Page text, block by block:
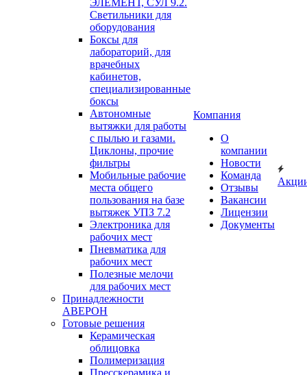
ЭЛЕМЕНТ, СУЛ 9.2.
Светильники для
оборудования
Боксы для
лабораторий, для
врачебных
кабинетов,
специализированные
боксы
Автономные
вытяжки для работы
с пылью и газами.
Циклоны, прочие
фильтры
Мобильные рабочие
места общего
пользования на базе
вытяжек УПЗ 7.2
Электроника для
рабочих мест
Пневматика для
рабочих мест
Полезные мелочи
для рабочих мест
Принадлежности
АВЕРОН
Готовые решения
Керамическая
облицовка
Полимеризация
Пресскерамика и
Компания
О
компании
Новости
Команда
Отзывы
Вакансии
Лицензии
Документы